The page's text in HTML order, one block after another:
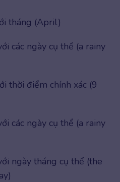
tháng (April)
các ngày cụ thể (a rainy
thời điểm chính xác (9
các ngày cụ thể (a rainy
ngày tháng cụ thể (the